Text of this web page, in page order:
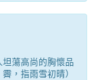
蕩高尚的胸懷品
，指雨雪初晴）